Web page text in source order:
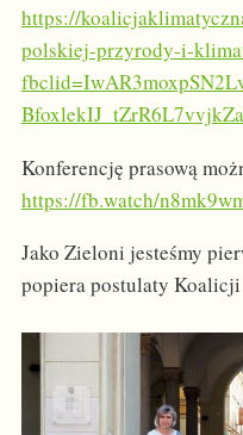
https://
polskiej-przyrody-i-
Konferencję prasową
https://fb.watch/
Jako Zieloni jesteśmy
popiera postulaty